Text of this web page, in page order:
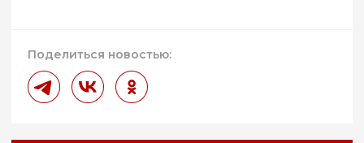
Поделиться новостью: